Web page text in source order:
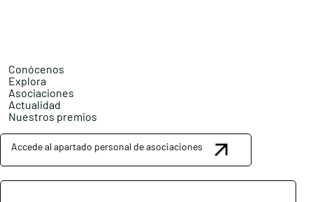
Conócenos
Explora
Asociaciones
Actualidad
Nuestros premios
Accede al apartado personal de asociaciones